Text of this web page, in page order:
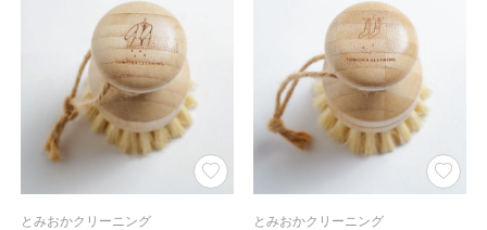
とみおかクリーニング とみおかクリーニング